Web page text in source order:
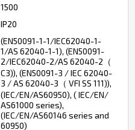
1500
IP20
(EN50091-1-1/IEC62040-1-
1/AS 62040-1-1), (EN50091-
2/IEC62040-2/AS 62040-2（
C3)), (EN50091-3 / IEC 62040-
3 / AS 62040-3（ VFI SS 111)),
(IEC/EN/AS60950), ( IEC/EN/
AS61000 series),
(IEC/EN/AS60146 series and
60950)